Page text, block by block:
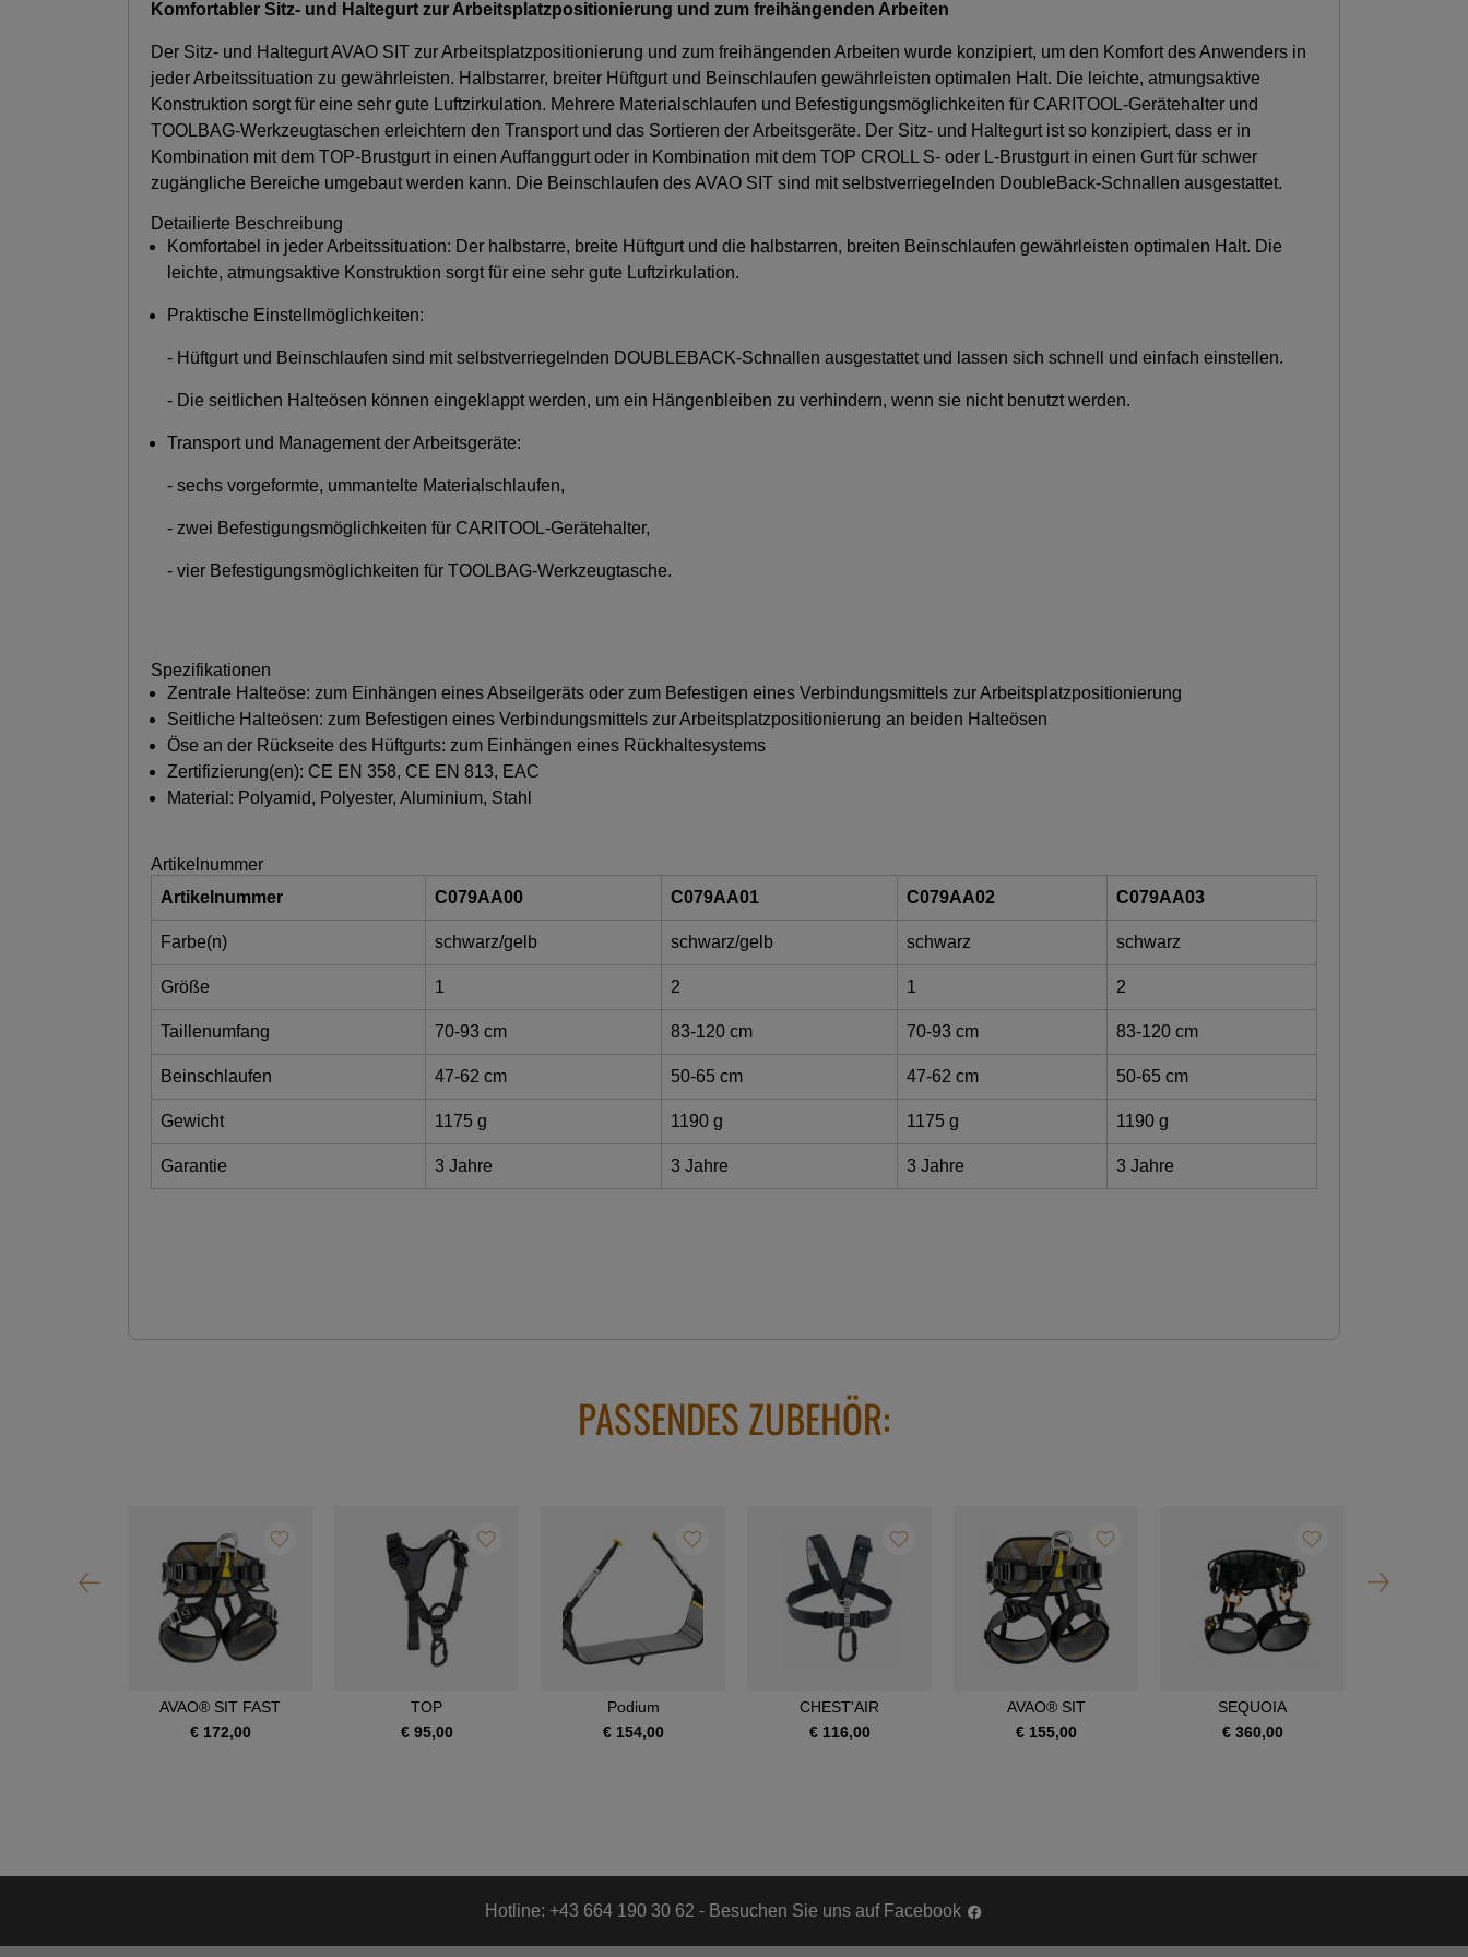
Komfortabler Sitz- und Haltegurt zur Arbeitsplatzpositionierung und zum freihängenden Arbeiten
Der Sitz- und Haltegurt AVAO SIT zur Arbeitsplatzpositionierung und zum freihängenden Arbeiten wurde konzipiert, um den Komfort des Anwenders in
jeder Arbeitssituation zu gewährleisten. Halbstarrer, breiter Hüftgurt und Beinschlaufen gewährleisten optimalen Halt. Die leichte, atmungsaktive
Konstruktion sorgt für eine sehr gute Luftzirkulation. Mehrere Materialschlaufen und Befestigungsmöglichkeiten für CARITOOL-Gerätehalter und
TOOLBAG-Werkzeugtaschen erleichtern den Transport und das Sortieren der Arbeitsgeräte. Der Sitz- und Haltegurt ist so konzipiert, dass er in
Kombination mit dem TOP-Brustgurt in einen Auffanggurt oder in Kombination mit dem TOP CROLL S- oder L-Brustgurt in einen Gurt für schwer
zugängliche Bereiche umgebaut werden kann. Die Beinschlaufen des AVAO SIT sind mit selbstverriegelnden DoubleBack-Schnallen ausgestattet.
Detailierte Beschreibung
Komfortabel in jeder Arbeitssituation: Der halbstarre, breite Hüftgurt und die halbstarren, breiten Beinschlaufen gewährleisten optimalen Halt. Die
leichte, atmungsaktive Konstruktion sorgt für eine sehr gute Luftzirkulation.
Praktische Einstellmöglichkeiten:
- Hüftgurt und Beinschlaufen sind mit selbstverriegelnden DOUBLEBACK-Schnallen ausgestattet und lassen sich schnell und einfach einstellen.
- Die seitlichen Halteösen können eingeklappt werden, um ein Hängenbleiben zu verhindern, wenn sie nicht benutzt werden.
Transport und Management der Arbeitsgeräte:
- sechs vorgeformte, ummantelte Materialschlaufen,
- zwei Befestigungsmöglichkeiten für CARITOOL-Gerätehalter,
- vier Befestigungsmöglichkeiten für TOOLBAG-Werkzeugtasche.
Spezifikationen
Zentrale Halteöse: zum Einhängen eines Abseilgeräts oder zum Befestigen eines Verbindungsmittels zur Arbeitsplatzpositionierung
Seitliche Halteösen: zum Befestigen eines Verbindungsmittels zur Arbeitsplatzpositionierung an beiden Halteösen
Öse an der Rückseite des Hüftgurts: zum Einhängen eines Rückhaltesystems
Zertifizierung(en): CE EN 358, CE EN 813, EAC
Material: Polyamid, Polyester, Aluminium, Stahl
Artikelnummer
Artikelnummer
C079AA00 C079AA01 C079AA02 C079AA03
Farbe(n) schwarz/gelb schwarz/gelb schwarz schwarz
Größe 1 2 1 2
Taillenumfang 70-93 cm 83-120 cm 70-93 cm 83-120 cm
Beinschlaufen 47-62 cm 50-65 cm 47-62 cm 50-65 cm
Gewicht 1175 g 1190 g 1175 g 1190 g
Garantie 3 Jahre 3 Jahre 3 Jahre 3 Jahre
PASSENDES ZUBEHÖR:
AVAO® SIT FAST
€ 172,00
TOP
€ 95,00
Podium
€ 154,00
CHEST'AIR
€ 116,00
AVAO® SIT
€ 155,00
SEQUOIA
€ 360,00
Hotline: +43 664 190 30 62 - Besuchen Sie uns auf Facebook